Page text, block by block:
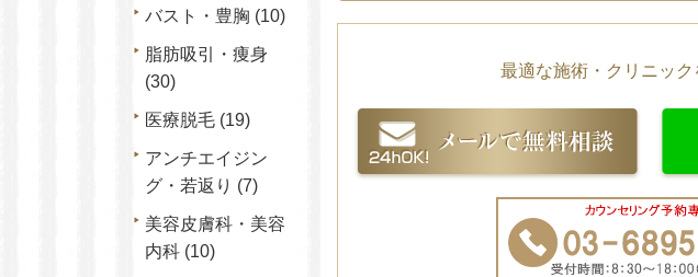
バスト・豊胸 (10)
脂肪吸引・痩身
(30)
医療脱毛 (19)
アンチエイジン
グ・若返り (7)
美容皮膚科・美容
内科 (10)
最適な施術・クリニッ